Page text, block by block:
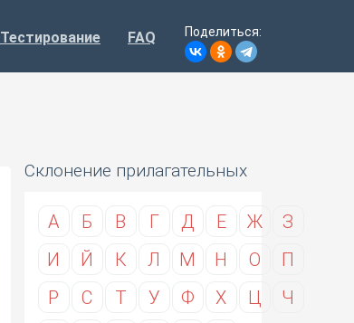
Тестирование FAQ Поделиться:
Склонение прилагательных
А Б В Г Д Е Ж
З
И
Й К Л М Н О
П
Р
С Т У Ф Х Ц
Ч